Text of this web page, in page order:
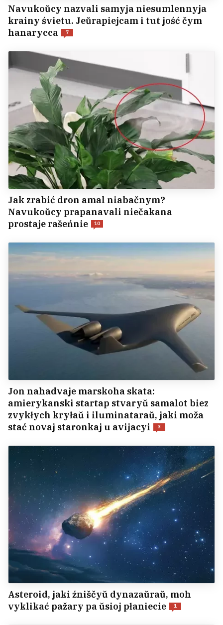
Navukoŭcy nazvali samyja niesumlennyja
krainy śvietu. Jeŭrapiejcam i tut jość čym
hanarycca
7
Jak zrabić dron amal niabačnym?
Navukoŭcy prapanavali niečakana
prostaje rašeńnie
10
Jon nahadvaje marskoha skata:
amierykanski startap stvaryŭ samalot biez
zvykłych kryłaŭ i iluminataraŭ, jaki moža
stać novaj staronkaj u avijacyi
3
Asteroid, jaki źniščyŭ dynazaŭraŭ, moh
vyklikać pažary pa ŭsioj płaniecie
1